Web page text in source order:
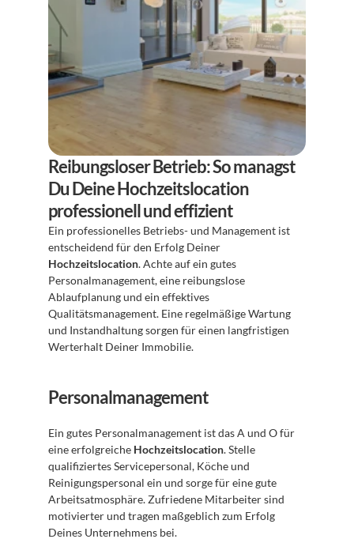
Reibungsloser Betrieb: So managst
Du Deine Hochzeitslocation
professionell und effizient
Ein professionelles Betriebs- und Management ist
Hochzeitslocation. Achte auf ein gutes
Personalmanagement, eine reibungslose
Ablaufplanung und ein effektives
Qualitätsmanagement. Eine regelmäßige Wartung
und Instandhaltung sorgen für einen langfristigen
Werterhalt Deiner Immobilie.
Personalmanagement
Ein gutes Personalmanagement ist das A und O für
eine erfolgreiche Hochzeitslocation. Stelle
qualifiziertes Servicepersonal, Köche und
Reinigungspersonal ein und sorge für eine gute
Arbeitsatmosphäre. Zufriedene Mitarbeiter sind
motivierter und tragen maßgeblich zum Erfolg
Deines Unternehmens bei.